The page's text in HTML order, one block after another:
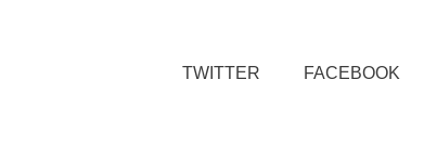
TWITTER FACEBOOK